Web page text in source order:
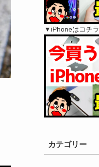
▼iPhoneはコチラ
カテゴリー